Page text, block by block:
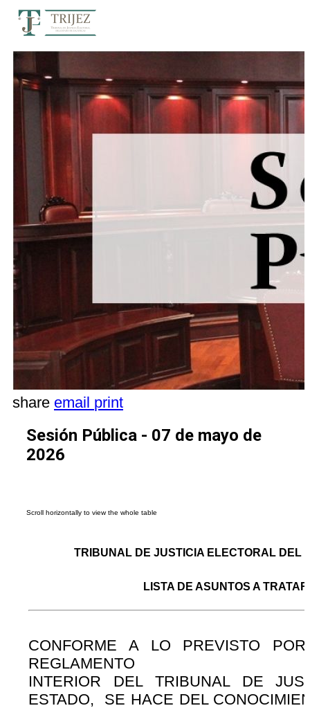
share email print
Sesión Pública - 07 de mayo de
2026
TRIBUNAL DE JUSTICIA ELECTORAL DEL
LISTA DE ASUNTOS A
CONFORME A LO PREVISTO
REGLAMENTO
INTERIOR DEL TRIBUNAL DE
ESTADO, SE HACE DEL